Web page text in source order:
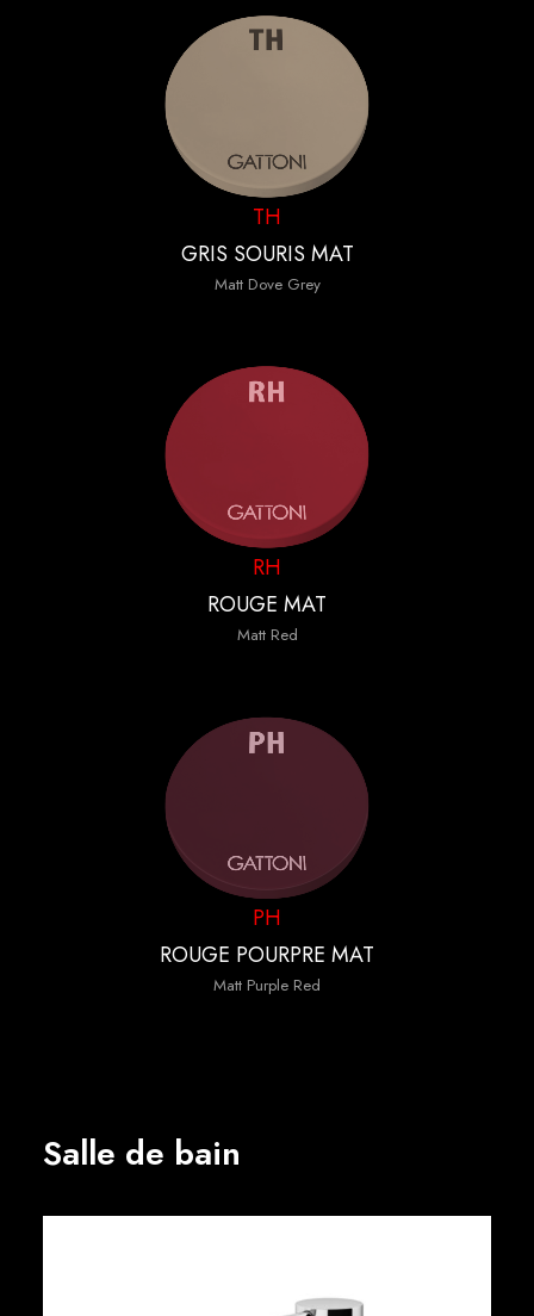
TH
GRIS SOURIS MAT
Matt Dove Grey
RH
ROUGE MAT
Matt Red
PH
ROUGE POURPRE MAT
Matt Purple Red
Salle de bain